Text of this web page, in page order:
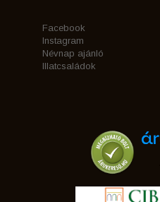
Facebook
Instagram
Névnap ajánló
Illatcsaládok